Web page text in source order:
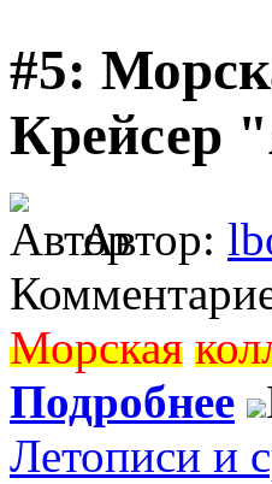
#5:
Крейсер
Автор:
Морская
Подробнее
Летописи и